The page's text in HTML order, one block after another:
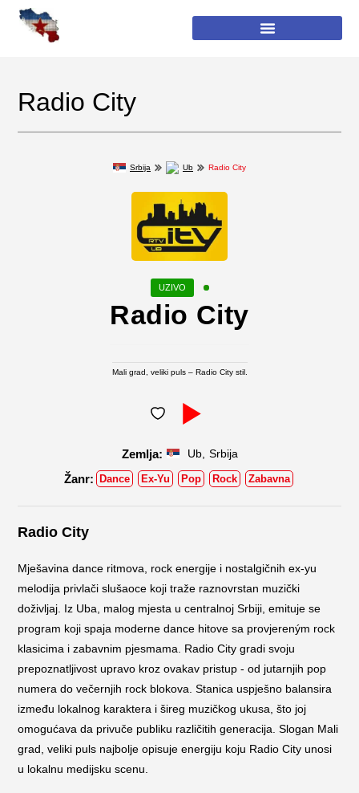
Radio City
Srbija Ub Radio City
Radio City
Mali grad, veliki puls – Radio City stil.
Ub, Srbija
Dance Ex-Yu Pop Rock Zabavna
Radio City
Mješavina dance ritmova, rock energije i nostalgičnih ex-yu
melodija privlači slušaoce koji traže raznovrstan muzički
doživljaj. Iz Uba, malog mjesta u centralnoj Srbiji, emituje se
program koji spaja moderne dance hitove sa provjereným rock
klasicima i zabavnim pjesmama. Radio City gradi svoju
prepoznatljivost upravo kroz ovakav pristup - od jutarnjih pop
numera do večernjih rock blokova. Stanica uspješno balansira
između lokalnog karaktera i šireg muzičkog ukusa, što joj
omogućava da privuče publiku različitih generacija. Slogan Mali
grad, veliki puls najbolje opisuje energiju koju Radio City unosi
u lokalnu medijsku scenu.